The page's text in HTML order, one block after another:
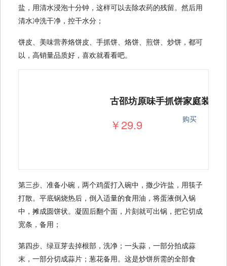
盐，用清水浸泡十分钟，这样可以去除农药的残留。然后用
清水冲洗干净，控干水分；
饼皮、美味营养烙饼皮、手抓饼、烙饼、煎饼、炒饼，都可
以，高销量品质好，喜欢就看看吧。
￥29.9 购买
第三步、准备小碗，两个鸡蛋打入碗中，撒少许盐，用筷子
打散。平底锅烧热后，倒入适量的食用油，将蛋液倒入锅
中，摊成圆饼状。凝固后翻个面，片刻就可出锅，把它切成
宽条，备用；
第四步、绿豆芽去掉根部，洗净；一头蒜，一部分拍成蒜
末，一部分切成蒜片；葱花备用。这是炒饼所需的全部食